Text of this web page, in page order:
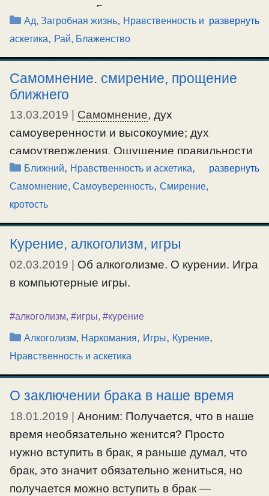
конечном итоге Бог всех спасет.
#ад,#Рай
Рубрики
Ад, Загробная жизнь, Нравственность и
аскетика, Рай, Блаженство
развернуть
Самомнение. смирение, прощение
ближнего
13.03.2019 Самомнение, дух
самоуверенности и высокоумие; дух
самоутверждения. Ощущение правильности
и праведности. Об оправдании себя и
самооправдании О смирении, сокрушении и
решимости. О прощении ближнего, когда он
не прощает тебя. Где просто, там ангелов со
сто. О действии совести.
Рубрики
Ближний, Нравственность и аскетика,
Самомнение, Самоуверенность, Смирение,
кротость
развернуть
Курение, алкоголизм, игры
02.03.2019
Об алкоголизме. О курении. Игра
в компьютерные игры.
#алкоголизм, #игры, #курение
Рубрики
Алкоголизм, Наркомания, Игры, Курение,
Нравственность и аскетика
О заключении брака в наше время
18.01.2019
Аноним: Получается, что в наше
время необязательно женится? Просто
нужно вступить в брак, я раньше думал, что
брак, это значит обязательно жениться, но
получается можно вступить в брак —